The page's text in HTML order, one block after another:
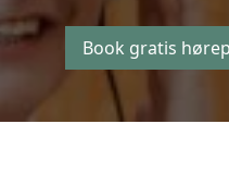
Book gratis